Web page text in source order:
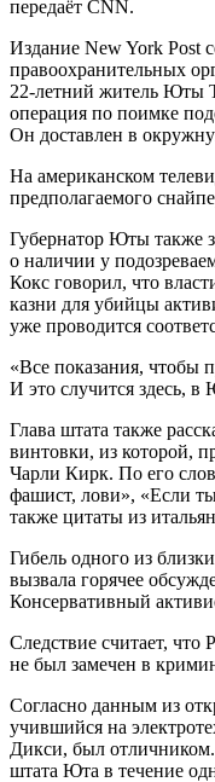
передаёт CNN.
Издание New York Post
правоохранительных
22-летний житель Юты
операция по поимке
Он доставлен в
На американском
предполагаемого
Губернатор Юты также
о наличии у
Кокс говорил, что
казни для убийцы
уже проводится
«Все показания, чтобы
И это случится здесь,
Глава штата также
винтовки, из которой,
Чарли Кирк. По его
фашист, лови», «Если
также цитаты из
Гибель одного из
вызвала горячее
Консервативный
Следствие считает,
не был замечен в
Согласно данным из
учившийся на
Дикси, был
штата Юта в течение